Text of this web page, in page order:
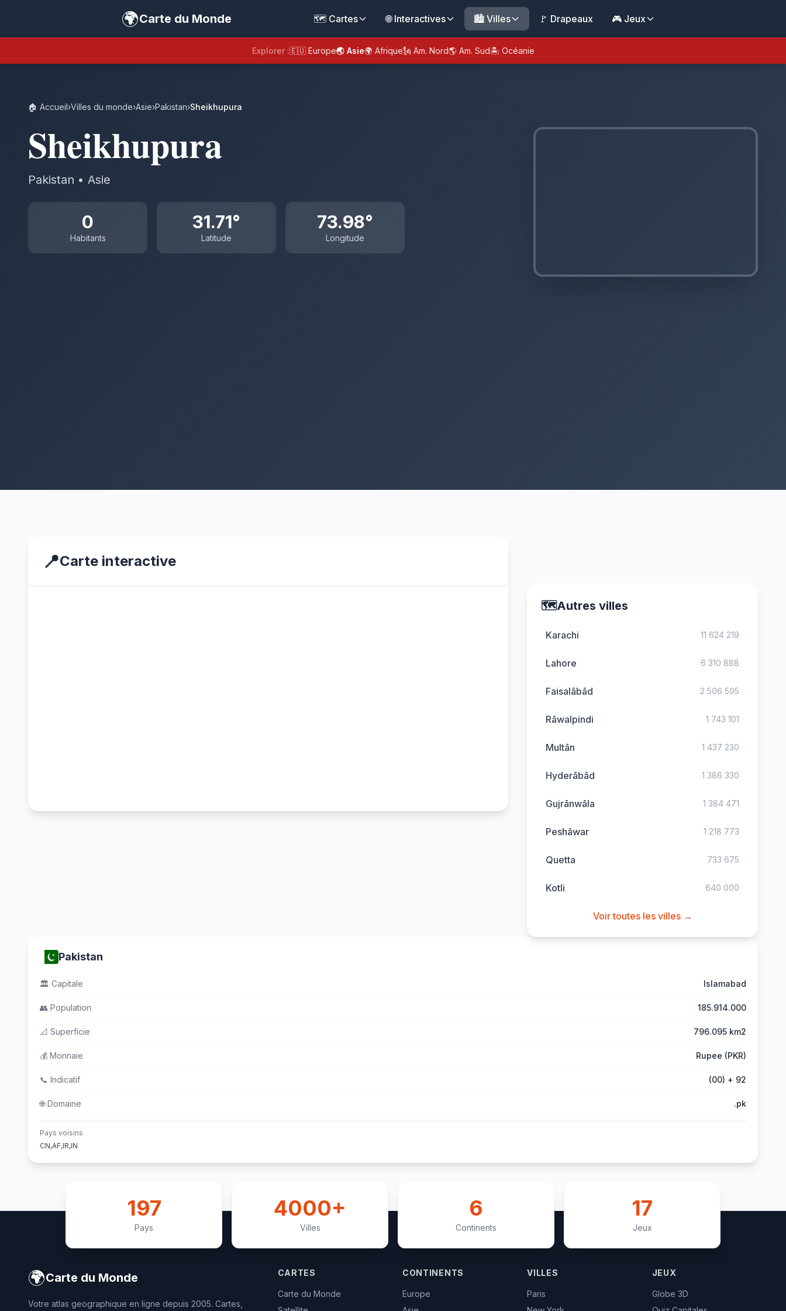
🌍Carte du Monde 🗺️ Cartes 🌐 Interactives 🏙️ Villes 🚩 Drapeaux 🎮 Jeux
Explorer :🇪🇺 Europe🌏 Asie🌍 Afrique🗽 Am. Nord🌎 Am. Sud🏝️ Océanie
🏠 Accueil›Villes du monde›Asie›Pakistan›Sheikhupura
Sheikhupura
Pakistan • Asie
0
Habitants
31.71°
Latitude
73.98°
Longitude
📍Carte interactive
🗺️Autres villes
Karachi 11 624 219
Lahore 6 310 888
Faisalābād 2 506 595
Rāwalpindi 1 743 101
Multān 1 437 230
Hyderābād 1 386 330
Gujrānwāla 1 384 471
Peshāwar 1 218 773
Quetta 733 675
Kotli 640 000
Voir toutes les villes →
Pakistan
🏛️ Capitale Islamabad
👥 Population 185.914.000
📐 Superficie 796.095 km2
💰 Monnaie Rupee (PKR)
📞 Indicatif (00) + 92
🌐Domaine .pk
Pays voisins
CN,AF,IR,IN
197
Pays
4000+
Villes
6
Continents
17
Jeux
🌍Carte du Monde
Votre atlas geographique en ligne depuis 2005. Cartes,
CARTES
Carte du Monde
CONTINENTS
Europe
VILLES
Paris
JEUX
Globe 3D